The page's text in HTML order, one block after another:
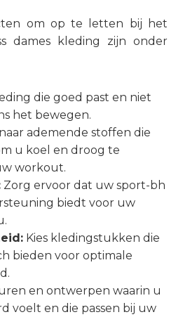
om op te letten bij het
dames kleding zijn onder
die goed past en niet
het bewegen.
ademende stoffen die
u koel en droog te
workout.
Zorg ervoor dat uw sport-bh
biedt voor uw
Kies kledingstukken die
bieden voor optimale
en ontwerpen waarin u
voelt en die passen bij uw